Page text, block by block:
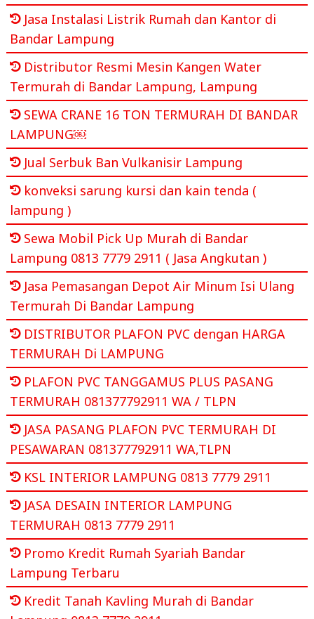
Jasa Instalasi Listrik Rumah dan Kantor di
Bandar Lampung
Distributor Resmi Mesin Kangen Water
Termurah di Bandar Lampung, Lampung
SEWA CRANE 16 TON TERMURAH DI BANDAR
LAMPUNG￼
Jual Serbuk Ban Vulkanisir Lampung
konveksi sarung kursi dan kain tenda (
lampung )
Sewa Mobil Pick Up Murah di Bandar
Lampung 0813 7779 2911 ( Jasa Angkutan )
Jasa Pemasangan Depot Air Minum Isi Ulang
Termurah Di Bandar Lampung
DISTRIBUTOR PLAFON PVC dengan HARGA
TERMURAH Di LAMPUNG
PLAFON PVC TANGGAMUS PLUS PASANG
TERMURAH 081377792911 WA / TLPN
JASA PASANG PLAFON PVC TERMURAH DI
PESAWARAN 081377792911 WA,TLPN
KSL INTERIOR LAMPUNG 0813 7779 2911
JASA DESAIN INTERIOR LAMPUNG
TERMURAH 0813 7779 2911
Promo Kredit Rumah Syariah Bandar
Lampung Terbaru
Kredit Tanah Kavling Murah di Bandar